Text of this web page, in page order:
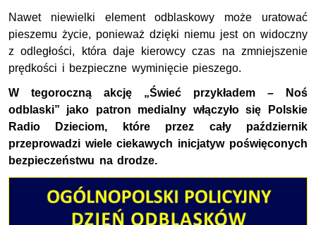
Nawet niewielki element odblaskowy może uratować
pieszemu życie, ponieważ dzięki niemu jest on widoczny
z odległości, która daje kierowcy czas na zmniejszenie
prędkości i bezpieczne wyminięcie pieszego.
W tegoroczną akcję „Świeć przykładem – Noś
odblaski” jako patron medialny włączyło się Polskie
Radio Dzieciom, które przez cały październik
przeprowadzi wiele ciekawych inicjatyw poświęconych
bezpieczeństwu na drodze.